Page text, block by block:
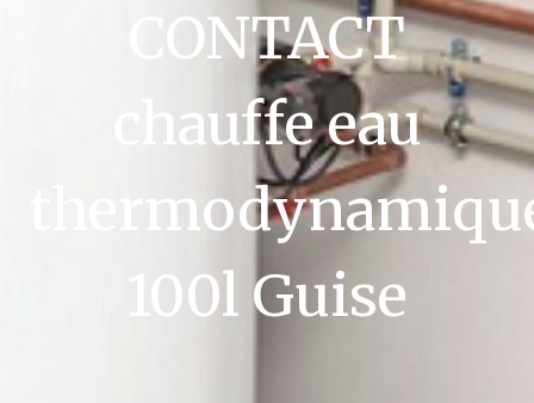
CONTACT
chauffe eau
100l Guise